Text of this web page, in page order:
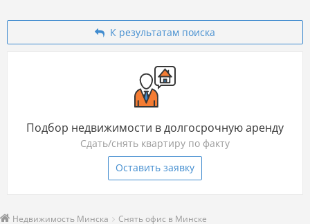
К результатам поиска
Подбор недвижимости в долгосрочную аренду
Сдать/снять квартиру по факту
Оставить заявку
Недвижимость Минска
Снять офис в Минске